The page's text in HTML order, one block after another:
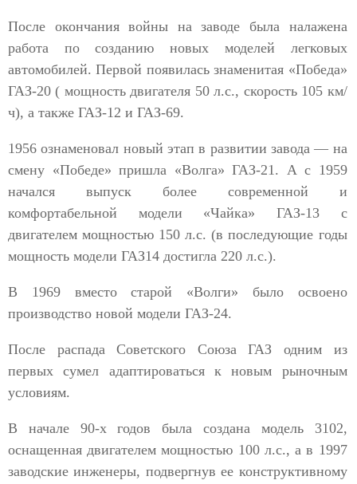
После окончания войны на заводе была налажена
работа по созданию новых моделей легковых
автомобилей. Первой появилась знаменитая «Победа»
ГАЗ-20 ( мощность двигателя 50 л.с., скорость 105 км/
ч), а также ГАЗ-12 и ГАЗ-69.
1956 ознаменовал новый этап в развитии завода — на
смену «Победе» пришла «Волга» ГАЗ-21. А с 1959
начался выпуск более современной и
комфортабельной модели «Чайка» ГАЗ-13 с
двигателем мощностью 150 л.с. (в последующие годы
мощность модели ГАЗ14 достигла 220 л.с.).
В 1969 вместо старой «Волги» было освоено
производство новой модели ГАЗ-24.
После распада Советского Союза ГАЗ одним из
первых сумел адаптироваться к новым рыночным
условиям.
В начале 90-х годов была создана модель 3102,
оснащенная двигателем мощностью 100 л.с., а в 1997
заводские инженеры, подвергнув ее конструктивному